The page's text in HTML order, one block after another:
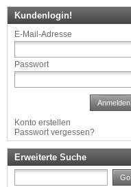
Kundenlogin!
E-Mail-Adresse
Passwort
Anmelden
Konto erstellen
Passwort vergessen?
Erweiterte Suche
Go